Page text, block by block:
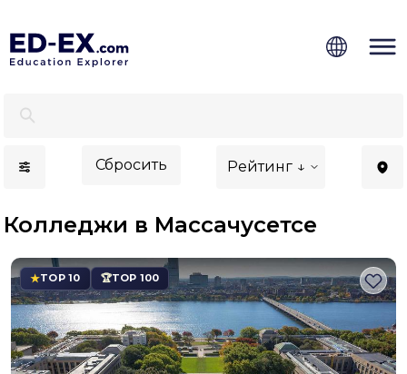
Сбросить Рейтинг ↓
Колледжи в Массачусетсе
TOP 10 TOP 100